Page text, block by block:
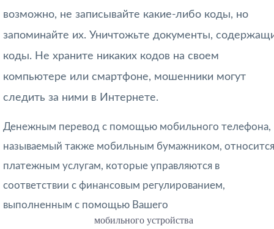
возможно, не записывайте какие-либо коды, но
запоминайте их. Уничтожьте документы,
коды. Не храните никаких кодов на своем
компьютере или смартфоне, мошенники могут
следить за ними в Интернете.
Денежным перевод с помощью мобильного телефона,
называемый также мобильным бумажником,
платежным услугам, которые управляются в
соответствии с финансовым регулированием,
выполненным с помощью Вашего
мобильного устройства